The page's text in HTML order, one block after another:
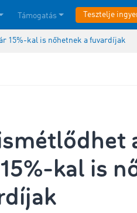
Támogatás Tesztelje
15%-kal is nőhetnek a fuvardíjak
kal is